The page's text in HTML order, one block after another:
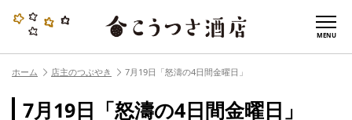
MENU
ホーム 店主のつぶやき 7月19日「怒濤の4日間金曜日」
7月19日「怒濤の4日間金曜日」